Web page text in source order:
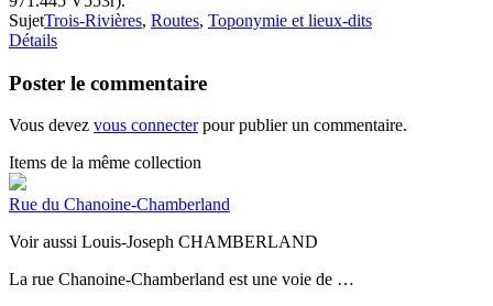
SujetTrois-Rivières, Routes, Toponymie et lieux-dits
Détails
Poster le commentaire
Vous devez vous connecterpour publier un commentaire.
Items de la même collection
Rue du Chanoine-Chamberland
Voir aussi Louis-Joseph CHAMBERLAND
La rue Chanoine-Chamberland est une voie de …